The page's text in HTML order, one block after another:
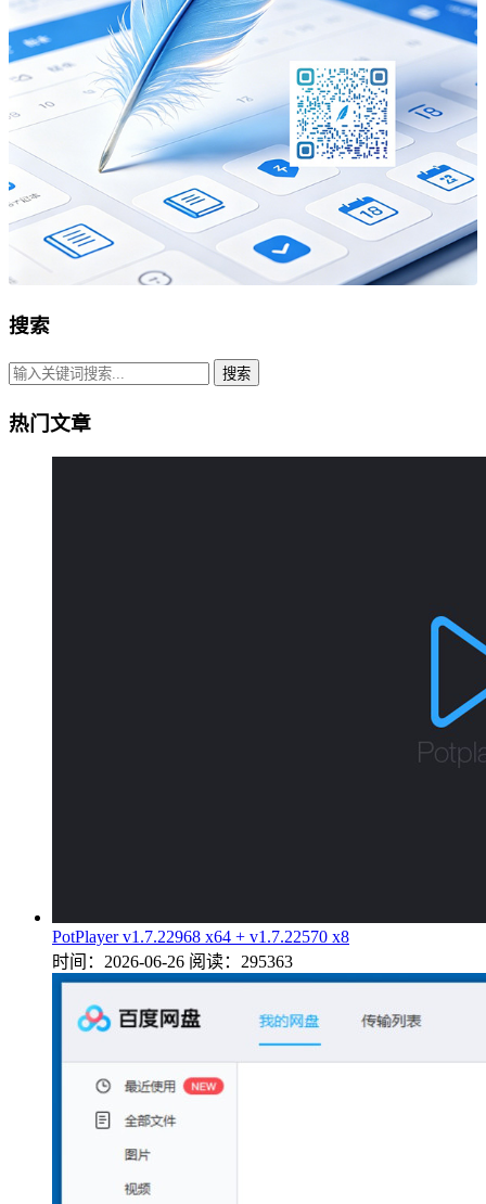
搜索
搜索
热门文章
PotPlayer v1.7.22968 x64 + v1.7.22570 x8
时间：2026-06-26 阅读：295363